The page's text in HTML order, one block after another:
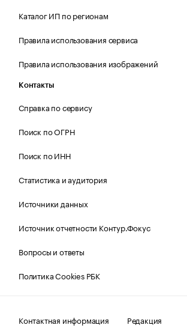
Каталог ИП по регионам
Правила использования сервиса
Правила использования изображений
Контакты
Справка по сервису
Поиск по ОГРН
Поиск по ИНН
Статистика и аудитория
Источники данных
Источник отчетности Контур.Фокус
Вопросы и ответы
Политика Cookies РБК
Контактная информация Редакция